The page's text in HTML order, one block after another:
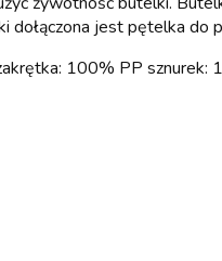
dołączona jest pętelka
100% PP sznurek: